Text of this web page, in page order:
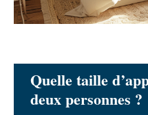
Quelle taille
deux personnes ?